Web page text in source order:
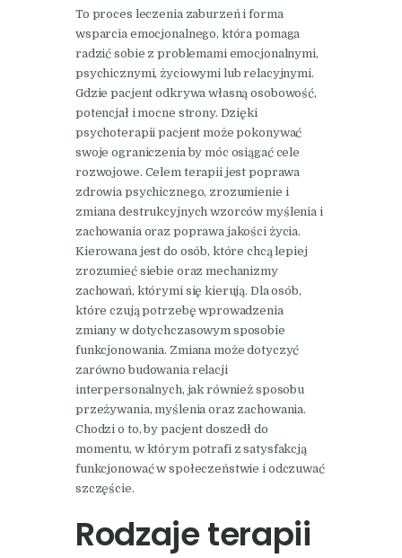
To proces leczenia zaburzeń i forma
wsparcia emocjonalnego, która pomaga
radzić sobie z problemami emocjonalnymi,
psychicznymi, życiowymi lub relacyjnymi.
Gdzie pacjent odkrywa własną osobowość,
potencjał i mocne strony. Dzięki
psychoterapii pacjent może pokonywać
swoje ograniczenia by móc osiągać cele
rozwojowe. Celem terapii jest poprawa
zdrowia psychicznego, zrozumienie i
zmiana destrukcyjnych wzorców myślenia i
zachowania oraz poprawa jakości życia.
Kierowana jest do osób, które chcą lepiej
zrozumieć siebie oraz mechanizmy
zachowań, którymi się kierują. Dla osób,
które czują potrzebę wprowadzenia
zmiany w dotychczasowym sposobie
funkcjonowania. Zmiana może dotyczyć
zarówno budowania relacji
interpersonalnych, jak również sposobu
przeżywania, myślenia oraz zachowania.
Chodzi o to, by pacjent doszedł do
momentu, w którym potrafi z satysfakcją
funkcjonować w społeczeństwie i odczuwać
szczęście.
Rodzaje terapii